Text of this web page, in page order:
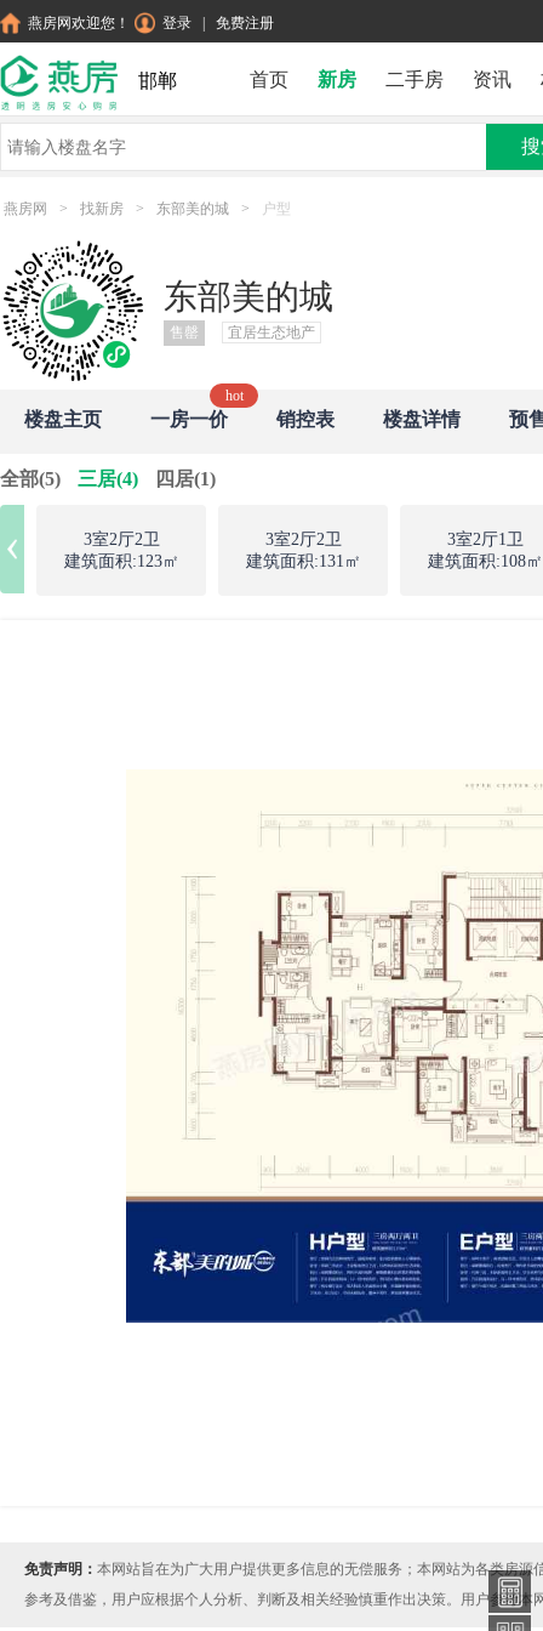
燕房网欢迎您！ 登录 免费注册
邯郸 首页 新房 二手房 资讯
燕房网 > 找新房 > 东部美的城 > 户型
东部美的城
售罄 宜居生态地产
楼盘主页 一房一价 销控表 楼盘详情 预
全部(5) 三居(4) 四居(1)
3室2厅2卫
建筑面积:123㎡
3室2厅2卫
建筑面积:131㎡
3室2厅1卫
建筑面积:108㎡
免责声明： 本网站旨在为广大用户提供更多信息的无偿服务；本网站为各类房
参考及借鉴，用户应根据个人分析、判断及相关经验慎重作出决策。用户参考